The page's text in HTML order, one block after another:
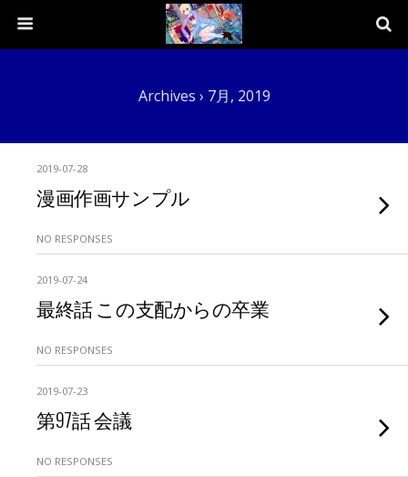
Archives › 7月, 2019
2019-07-28
漫画作画サンプル
NO RESPONSES
2019-07-24
最終話 この支配からの卒業
NO RESPONSES
2019-07-23
第97話 会議
NO RESPONSES